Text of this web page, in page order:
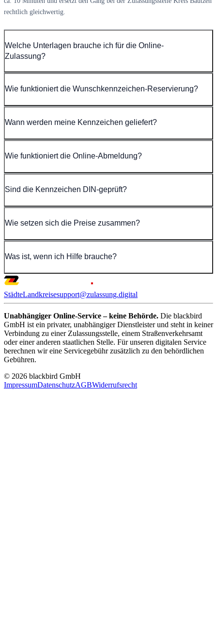
rechtlich gleichwertig.
Welche Unterlagen brauche ich für die Online-
Zulassung?
Wie funktioniert die Wunschkennzeichen-Reservierung?
Wann werden meine Kennzeichen geliefert?
Wie funktioniert die Online-Abmeldung?
Sind die Kennzeichen DIN-geprüft?
Wie setzen sich die Preise zusammen?
Was ist, wenn ich Hilfe brauche?
StädteLandkreisesupport@zulassung.digital
Unabhängiger Online-Service – keine Behörde. Die blackbird
GmbH ist ein privater, unabhängiger Dienstleister und steht in keiner
Verbindung zu einer Zulassungsstelle, einem Straßenverkehrsamt
oder einer anderen staatlichen Stelle. Für unseren digitalen Service
berechnen wir eine Servicegebühr zusätzlich zu den behördlichen
Gebühren.
© 2026 blackbird GmbH
ImpressumDatenschutzAGBWiderrufsrecht